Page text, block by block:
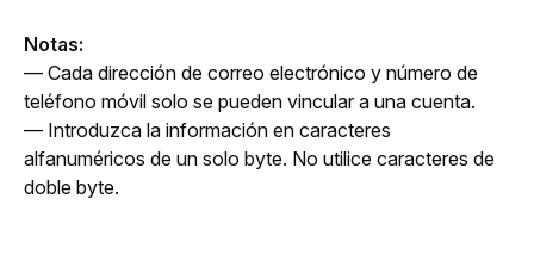
Notas:
— Cada dirección de correo electrónico y número de
teléfono móvil solo se pueden vincular a una cuenta.
— Introduzca la información en caracteres
alfanuméricos de un solo byte. No utilice caracteres de
doble byte.